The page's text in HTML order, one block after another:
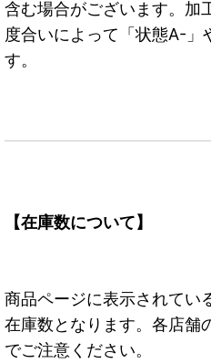
含む場合がございます。加
度合いによって「状態A-」
す。
【在庫数について】
商品ページに表示されてい
在庫数となります。各店舗
でご注意ください。